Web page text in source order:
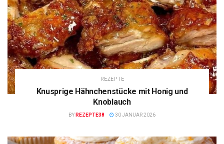
REZEPTE
Knusprige Hähnchenstücke mit Honig und
Knoblauch
BY REZEPTE38 30 JANUAR 2026